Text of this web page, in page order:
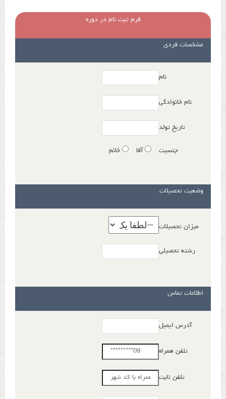
فرم ثبت نام در دوره
مشخصات فردی
نام
نام خانوادگی
تاریخ تولد
جنسیت آقا خانم
وضعیت تحصیلات
میزان تحصیلات
رشته تحصیلی
اطلاعات تماس
آدرس ایمیل
تلفن همراه
تلفن ثابت